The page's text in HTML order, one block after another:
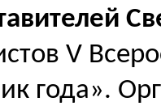
V
года».